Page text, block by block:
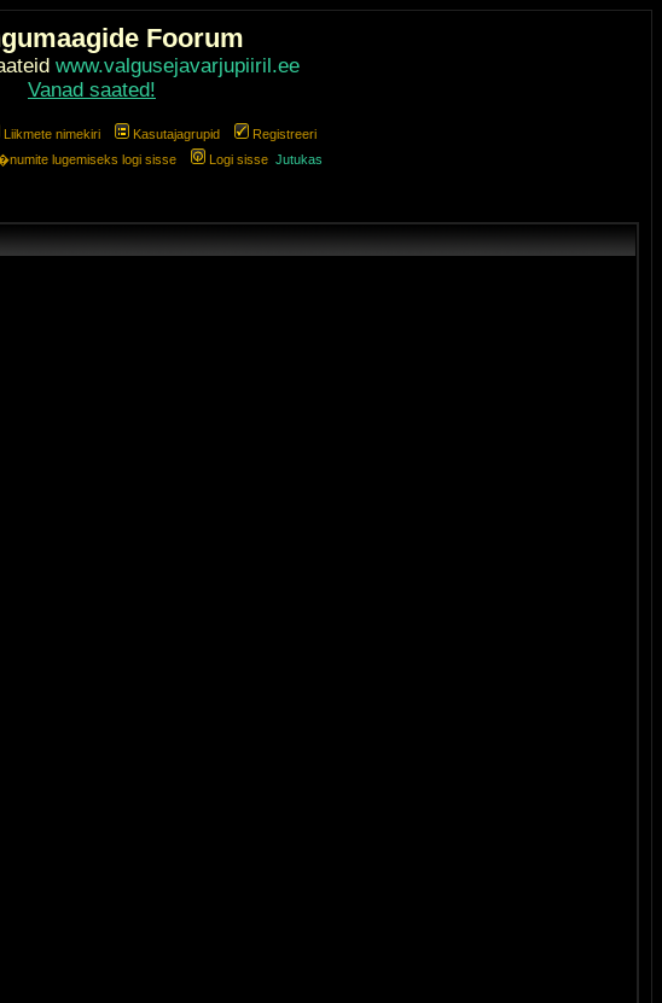
Foorum
www.valgusejavarjupiiril.ee
Vanad saated!
Liikmete nimekiri Kasutajagrupid
Registreeri
lugemiseks logi sisse Logi sisse Jutukas